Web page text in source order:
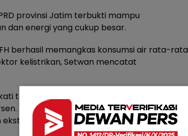
provinsi Jatim terbukti mampu
dan energi yang cukup besar.
berhasil memangkas konsumsi air rata-rata
kelistrikan, Setwan mencatat
target umum yang dipatok dalam SE
Ali Kuncoro membeberkan bahwa
hingga 10 persen karena dinamisnya